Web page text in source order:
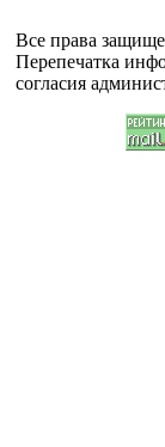
Все права
Перепечатка
согласия